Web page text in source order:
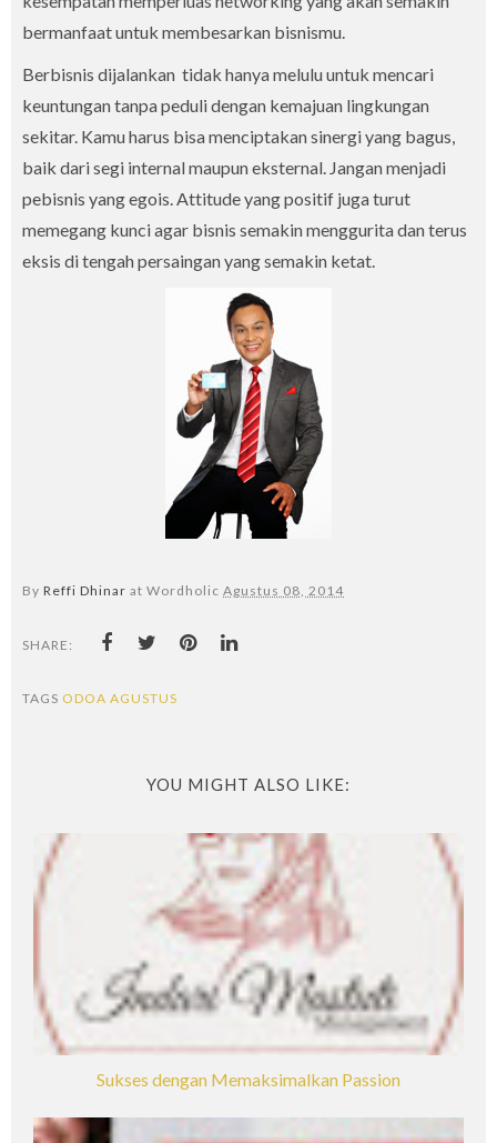
bermanfaat untuk membesarkan bisnismu.
Berbisnis dijalankan tidak hanya melulu untuk mencari
keuntungan tanpa peduli dengan kemajuan lingkungan
sekitar. Kamu harus bisa menciptakan sinergi yang bagus,
baik dari segi internal maupun eksternal. Jangan menjadi
pebisnis yang egois. Attitude yang positif juga turut
memegang kunci agar bisnis semakin menggurita dan terus
eksis di tengah persaingan yang semakin ketat.
By Reffi Dhinar at Wordholic Agustus 08, 2014
SHARE:
TAGS ODOA AGUSTUS
YOU MIGHT ALSO LIKE:
Sukses dengan Memaksimalkan Passion